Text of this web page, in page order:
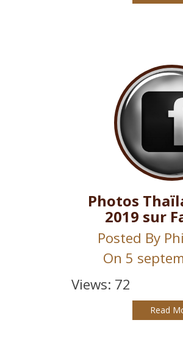
Photos
2019 sur
Posted By
On 5
Views: 72
Read